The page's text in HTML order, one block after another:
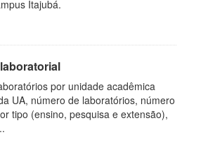
Itajubá.
por unidade acadêmica
UA, número de laboratórios, número
tipo (ensino, pesquisa e extensão),